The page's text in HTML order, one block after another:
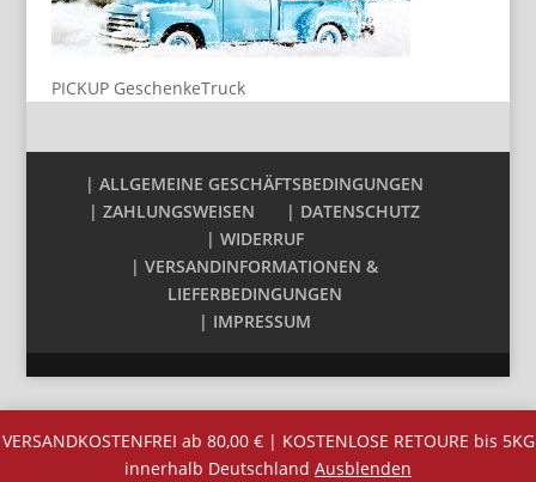
PICKUP GeschenkeTruck
| ALLGEMEINE GESCHÄFTSBEDINGUNGEN
| ZAHLUNGSWEISEN
| DATENSCHUTZ
| WIDERRUF
| VERSANDINFORMATIONEN &
LIEFERBEDINGUNGEN
| IMPRESSUM
VERSANDKOSTENFREI ab 80,00 € | KOSTENLOSE RETOURE bis 5KG
innerhalb Deutschland Ausblenden